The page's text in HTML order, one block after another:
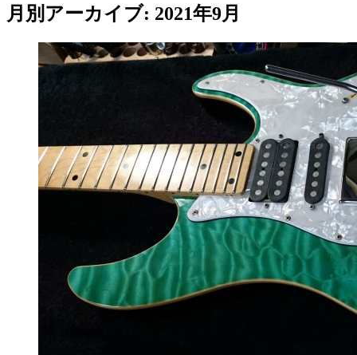
月別アーカイブ: 2021年9月